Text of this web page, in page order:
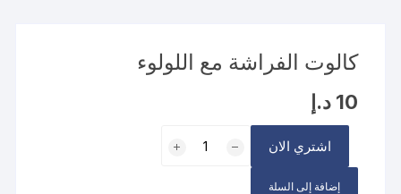
كالوت الفراشة مع اللولوء
10 د.إ
اشتري الان
إضافة إلى السلة